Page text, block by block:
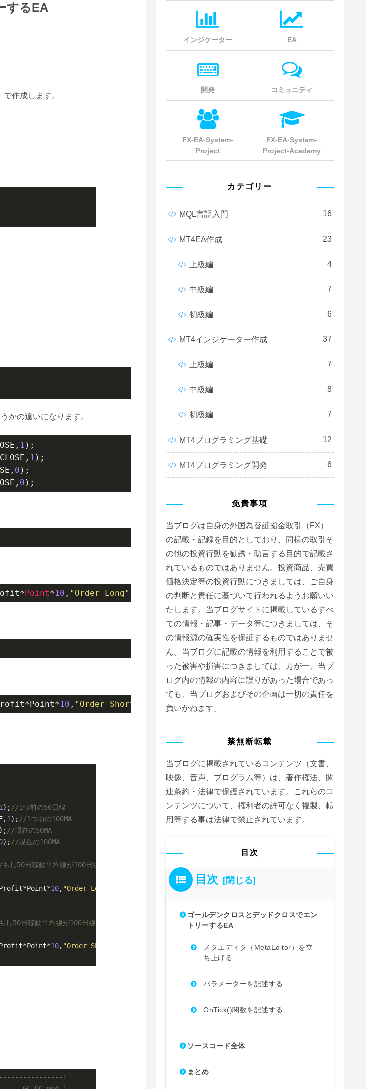
するEA
作成します。
かの違いになります。
1 );
1 );
0 );
0 );
Point*10 , "Order Long" ,MagicNumber,0,Red);
10 , "Order Short" ,MagicNumber, 0,Blue);
); //1つ前の50日線
1 ); //1つ前の100MA
//現在の50MA
); //現在の100MA
し50日移動平均線が100日線を下から上にクロスしたら（ゴールデンクロス）
10, "Order Long" ,Red);//ロングエントリー
し50日移動平均線が100日線を上から下にクロスしたら（デッドクロス）
10, "Order Short" ,Blue);
//ショートエントリー
+
インジケーター EA
開発 コミュニティ
FX-EA-System-
Project
FX-EA-System-
Project-Academy
カテゴリー
MQL言語入門 16
MT4EA作成 23
上級編 4
中級編 7
初級編 6
MT4インジケーター作成 37
上級編 7
中級編 8
初級編 7
MT4プログラミング基礎 12
MT4プログラミング開発 6
免責事項
当ブログは自身の外国為替証拠金取引（FX）
の記載・記録を目的としており、同様の取引そ
の他の投資行動を勧誘・助言する目的で記載さ
れているものではありません。投資商品、売買
価格決定等の投資行動につきましては、ご自身
の判断と責任に基づいて行われるようお願いい
たします。当ブログサイトに掲載しているすべ
ての情報・記事・データ等につきましては、そ
の情報源の確実性を保証するものではありませ
ん。当ブログに記載の情報を利用することで被
った被害や損害につきましては、万が一、当ブ
ログ内の情報の内容に誤りがあった場合であっ
ても、当ブログおよびその企画は一切の責任を
負いかねます。
禁無断転載
当ブログに掲載されているコンテンツ（文書、
映像、音声、プログラム等）は、著作権法、関
連条約・法律で保護されています。これらのコ
ンテンツについて、権利者の許可なく複製、転
用等する事は法律で禁止されています。
目次
目次
ゴールデンクロスとデッドクロスでエン
トリーするEA
メタエディタ（MetaEditor）を立
ち上げる
パラメーターを記述する
OnTick()関数を記述する
ソースコード全体
まとめ